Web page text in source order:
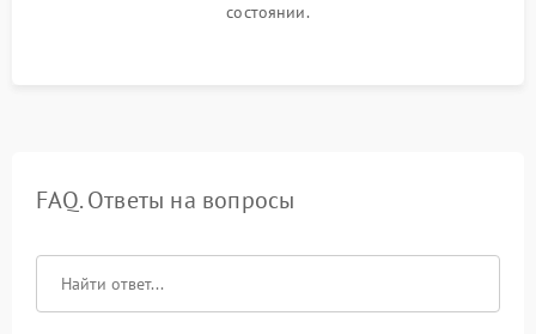
состоянии.
FAQ. Ответы на вопросы